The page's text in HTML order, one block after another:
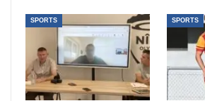
SPORTS SPORTS